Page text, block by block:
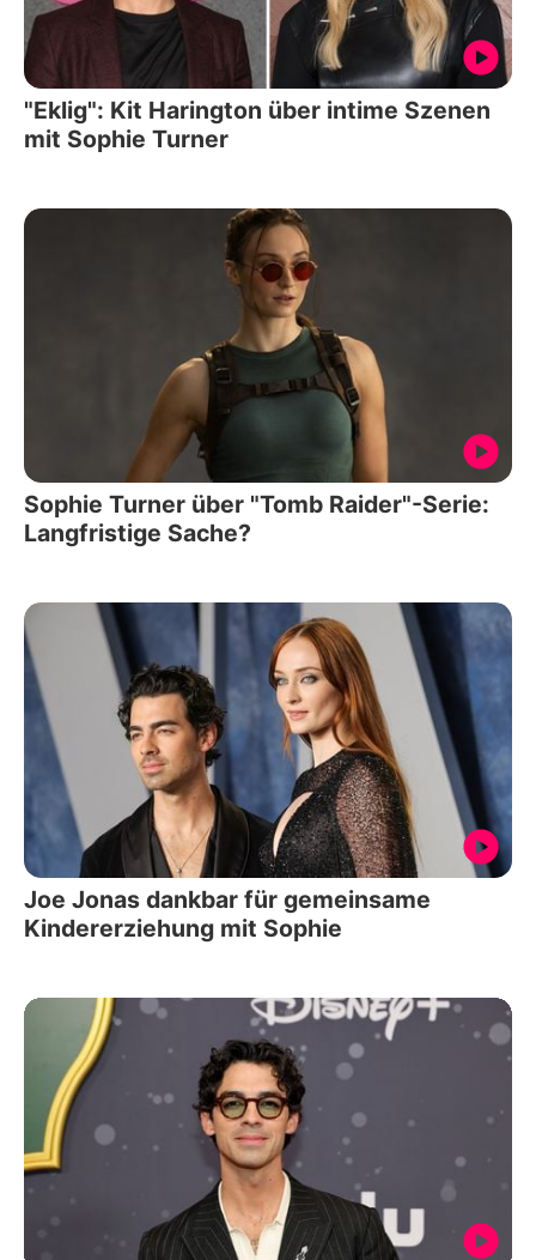
"Eklig": Kit Harington über intime Szenen
mit Sophie Turner
Sophie Turner über "Tomb Raider"-Serie:
Langfristige Sache?
Joe Jonas dankbar für gemeinsame
Kindererziehung mit Sophie